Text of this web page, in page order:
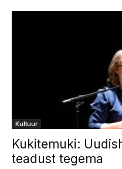
Kultuur
Kukitemuki:
teadust tegema